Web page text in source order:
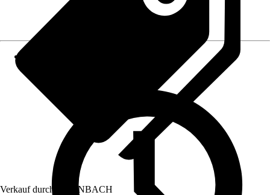
Verkauf durch: HORNBACH